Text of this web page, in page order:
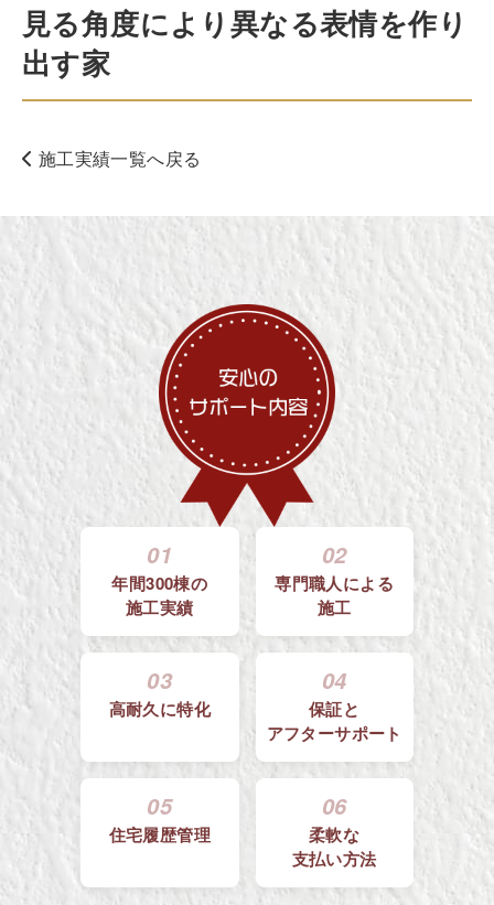
見る角度により異なる表情を作り
出す家
施工実績一覧へ戻る
01
年間300棟の
施工実績
02
専門職人による
施工
03
高耐久に特化
04
保証と
アフターサポート
05
住宅履歴管理
06
柔軟な
支払い方法